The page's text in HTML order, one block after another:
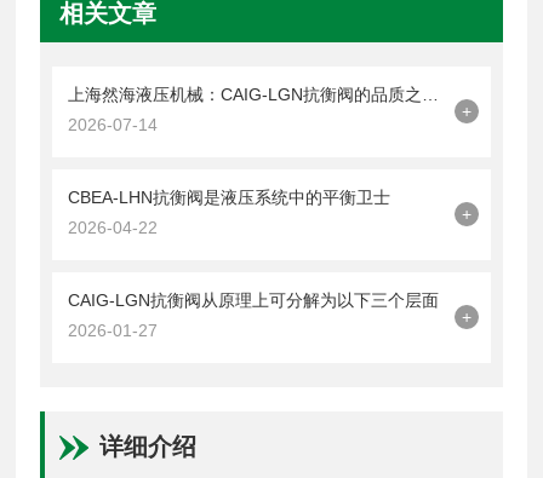
相关文章
2026-07-14
+
CBEA-LHN抗衡阀是液压系统中的平衡卫士
2026-04-22
+
CAIG-LGN抗衡阀从原理上可分解为以下三个层面
2026-01-27
+
详细介绍